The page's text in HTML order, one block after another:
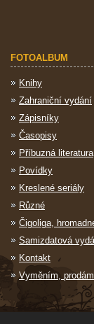
FOTOALBUM
Knihy
Zahraniční vydání
Zápisníky
Časopisy
Příbuzná literatura
Povídky
Kreslené seriály
Různé
Čigoliga,
Samizdatová
Kontakt
Vyměním, prodám